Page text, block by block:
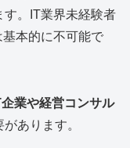
す。IT業界未経験者
本的に不可能で
業や経営コンサル
があります。